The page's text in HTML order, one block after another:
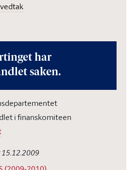
har
saken.
i finanskomiteen